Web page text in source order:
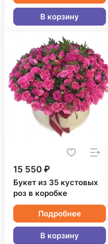
В корзину
15 550 ₽
Букет из 35 кустовых
роз в коробке
Подробнее
В корзину